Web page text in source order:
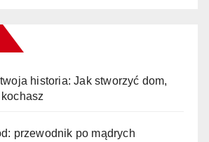
historia: Jak stworzyć dom,
przewodnik po mądrych